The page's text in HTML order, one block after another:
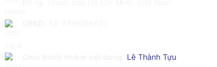
Lê Thành Tựu